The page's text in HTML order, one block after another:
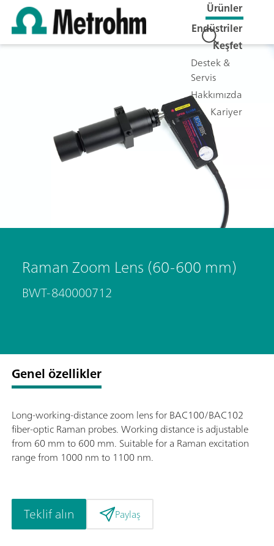
Ürünler
Endüstriler
Keşfet
Destek &
Servis
Hakkımızda
Kariyer
Raman Zoom Lens (60-600 mm)
BWT-840000712
Genel özellikler
Long-working-distance zoom lens for BAC100/BAC102
fiber-optic Raman probes. Working distance is adjustable
from 60 mm to 600 mm. Suitable for a Raman excitation
range from 1000 nm to 1100 nm.
Teklif alın Paylaş